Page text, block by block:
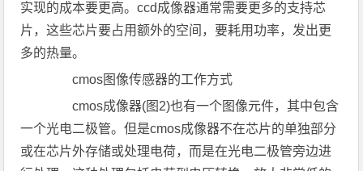
实现的成本要更高。ccd成像器通常需要更多的支持芯
片，这些芯片要占用额外的空间，要耗用功率，发出更
多的热量。
cmos图像传感器的工作方式
cmos成像器(图2)也有一个图像元件，其中包含
一个光电二极管。但是cmos成像器不在芯片的单独部分
或在芯片外存储或处理电荷，而是在光电二极管旁边进